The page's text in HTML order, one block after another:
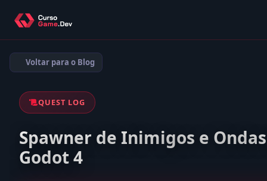
Voltar para o Blog
QUEST LOG
Spawner de Inimigos e
Godot 4